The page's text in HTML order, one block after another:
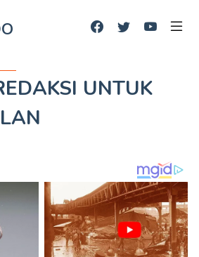
UNTUK